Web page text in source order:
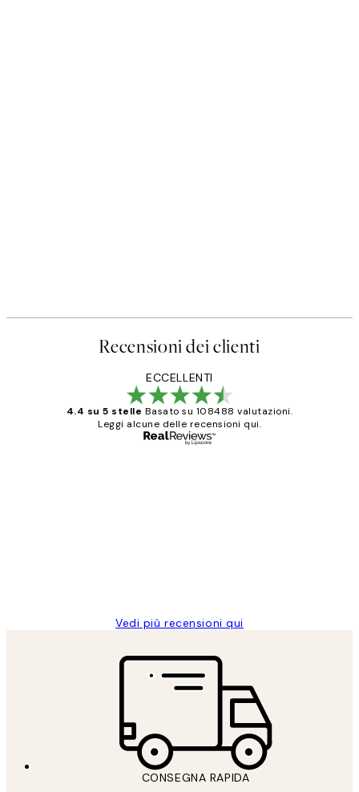
Recensioni dei clienti
ECCELLENTI
4.4 su 5 stelle Basato su 108488 valutazioni.
Leggi alcune delle recensioni qui.
Vedi più recensioni qui
CONSEGNA RAPIDA